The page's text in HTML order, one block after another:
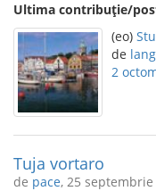
Ultima contribuție/
(eo)
de
2
Tuja vortaro
de pace, 25 septembrie